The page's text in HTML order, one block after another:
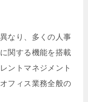
なり、多くの人事
関する機能を搭載
ントマネジメント
フィス業務全般の